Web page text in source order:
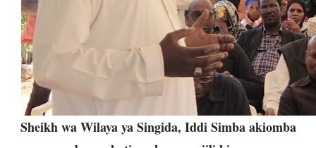
Sheikh wa Wilaya ya Singida, Iddi Simba akiomba